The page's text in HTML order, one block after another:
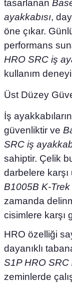
tasarlanan
ayakkabısı,
öne çıkar.
performans
HRO SRC iş
kullanım
Üst Düzey
İş
güvenliktir ve
SRC iş
sahiptir. Çelik
darbelere
B1005B K-Trek
zamanda
cisimlere karşı
HRO özelliği
dayanıklı
S1P HRO SRC
zeminlerde